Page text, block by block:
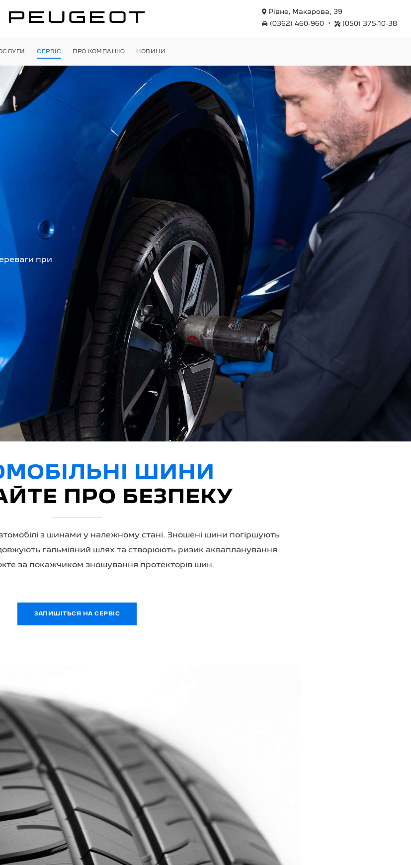
Рівне, Макарова, 39
(0362) 460-960
• (050) 375-10-38
СЕРВІС ПРО КОМПАНІЮ НОВИНИ
при
ШИНИ
ПРО БЕЗПЕКУ
з шинами у належному стані. Зношені шини погіршують
гальмівний шлях та створюють ризик аквапланування
за покажчиком зношування протекторів шин.
ЗАПИШІТЬСЯ НА СЕРВІС